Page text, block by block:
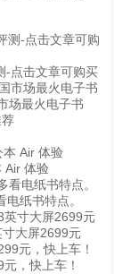
-点击文章可购买
场最火电子书
Air 体验
纸书特点。
大屏2699元
，快上车！